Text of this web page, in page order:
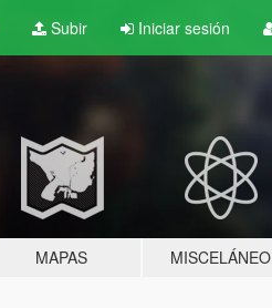
Subir Iniciar sesión
MAPAS MISCELÁNEO